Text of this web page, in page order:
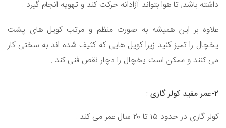
داشته باشد; تا هوا بتواند آزادانه حرکت کند و تهویه انجام گیرد .
علاوه بر این همیشه به صورت منظم و مرتب کویل های پشت
یخچال را تمیز کنید زیرا کویل هایی که کثیف شده اند به سختی کار
می کنند و ممکن است یخچال را دچار نقص فنی کند .
۲-عمر مفید کولر گازی :
کولر گازی در حدود ۱۵ تا ۲۰ سال عمر می کند .